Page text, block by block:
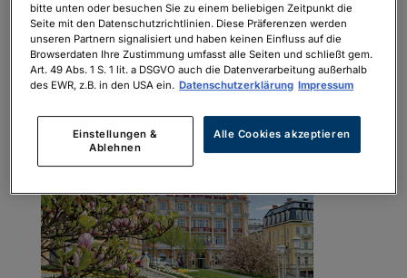
bitte unten oder besuchen Sie zu einem beliebigen Zeitpunkt die
Seite mit den Datenschutzrichtlinien. Diese Präferenzen werden
unseren Partnern signalisiert und haben keinen Einfluss auf die
Browserdaten Ihre Zustimmung umfasst alle Seiten und schließt gem.
Art. 49 Abs. 1 S. 1 lit. a DSGVO auch die Datenverarbeitung außerhalb
des EWR, z.B. in den USA ein. Datenschutzerklärung Impressum
Einstellungen &
Ablehnen
Alle Cookies akzeptieren